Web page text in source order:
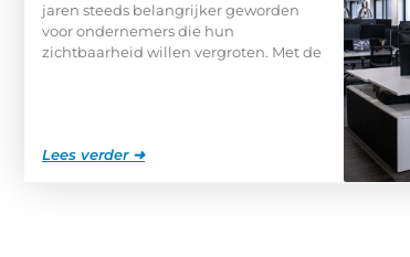
jaren steeds belangrijker geworden
voor ondernemers die hun
zichtbaarheid willen vergroten. Met de
Lees verder ➜